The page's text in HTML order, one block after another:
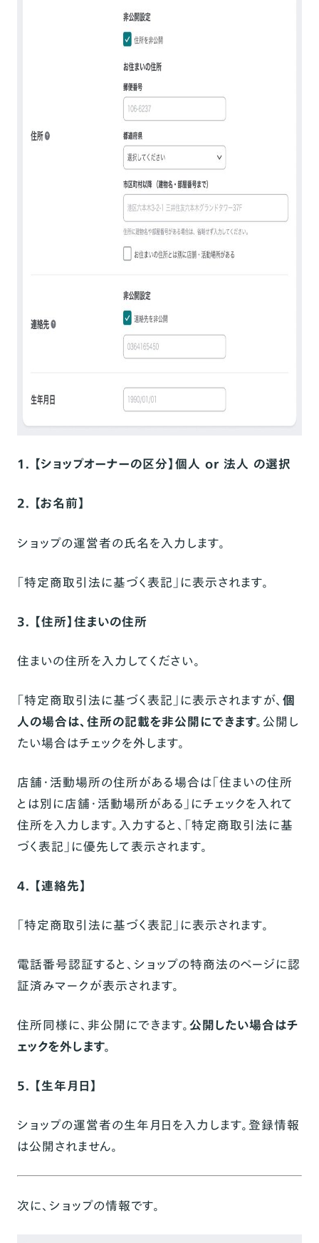
1. 【ショップオーナーの区分】個人 or 法人 の選択
2. 【お名前】
ショップの運営者の氏名を入力します。
「特定商取引法に基づく表記」に表示されます。
3. 【住所】住まいの住所
住まいの住所を入力してください。
「特定商取引法に基づく表記」に表示されますが、 個
人の場合は、住所の記載を非公開にできます。公開し
たい場合はチェックを外します。
店舗・活動場所の住所がある場合は「住まいの住所
とは別に店舗・活動場所がある」にチェックを入れて
住所を入力します。入力すると、「特定商取引法に基
づく表記」に優先して表示されます。
4. 【連絡先】
「特定商取引法に基づく表記」に表示されます。
電話番号認証すると、ショップの特商法のページに認
証済みマークが表示されます。
住所同様に、非公開にできます。公開したい場合はチ
ェックを外します。
5. 【生年月日】
ショップの運営者の生年月日を入力します。登録情報
は公開されません。
次に、ショップの情報です。